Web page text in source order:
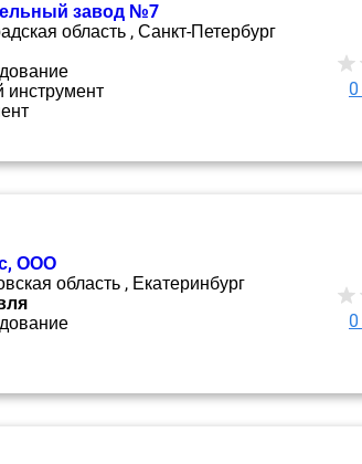
завод №7
область , Санкт-Петербург
инструмент
0
ООО
область , Екатеринбург
0